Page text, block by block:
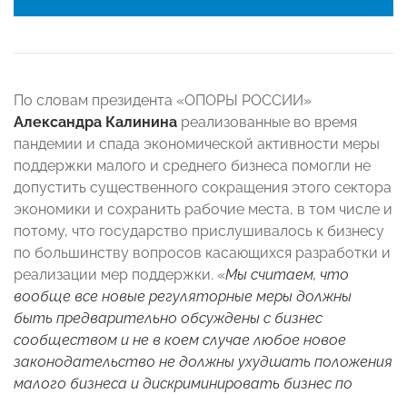
По словам президента «ОПОРЫ РОССИИ»
Александра Калинина реализованные во время
пандемии и спада экономической активности меры
поддержки малого и среднего бизнеса помогли не
допустить существенного сокращения этого сектора
экономики и сохранить рабочие места, в том числе и
потому, что государство прислушивалось к бизнесу
по большинству вопросов касающихся разработки и
реализации мер поддержки. «Мы считаем, что
вообще все новые регуляторные меры должны
быть предварительно обсуждены с бизнес
сообществом и не в коем случае любое новое
законодательство не должны ухудшать положения
малого бизнеса и дискриминировать бизнес по